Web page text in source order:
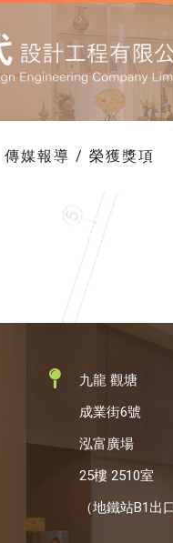
傳媒報導 / 榮獲獎項
九龍 觀塘
成業街6號
泓富廣場
25樓 2510室
（地鐵站B1出